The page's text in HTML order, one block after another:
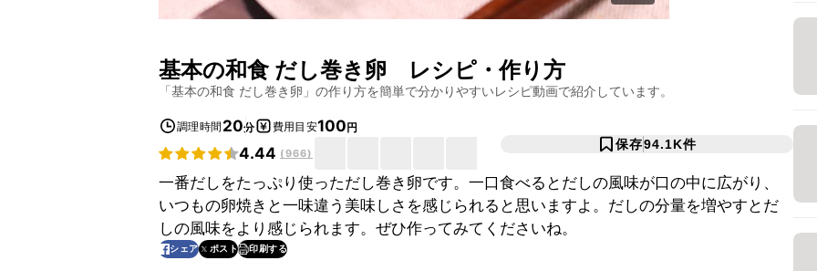
基本の和食 だし巻き卵 レシピ・作り方
「基本の和食 だし巻き卵 」の作り方を簡単で分かりやすいレシピ動画で紹介しています。
調理時間 20分 費用目安100円
4.44 (966)
保存94.1K件
一番だしをたっぷり使っただし巻き卵です。一口食べるとだしの風味が口の中に広がり、
いつもの卵焼きと一味違う美味しさを感じられると思いますよ。だしの分量を増やすとだ
しの風味をより感じられます。ぜひ作ってみてくださいね。
シェア ポスト 印刷する